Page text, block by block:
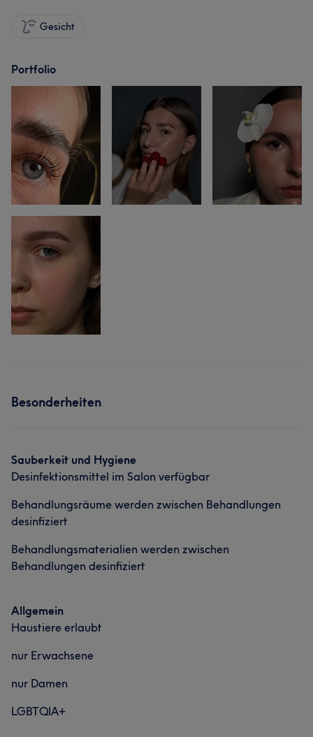
Gesicht
Portfolio
Besonderheiten
Sauberkeit und Hygiene
Desinfektionsmittel im Salon verfügbar
Behandlungsräume werden zwischen Behandlungen
desinfiziert
Behandlungsmaterialien werden zwischen
Behandlungen desinfiziert
Allgemein
Haustiere erlaubt
nur Erwachsene
nur Damen
LGBTQIA+